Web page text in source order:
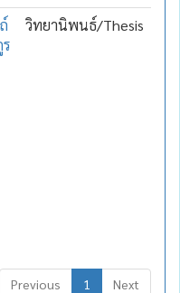
วิทยานิพนธ์/Thesis
Previous 1 Next